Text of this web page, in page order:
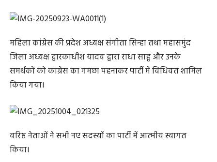
महिला कांग्रेस की प्रदेश अध्यक्ष संगीता सिन्हा तथा महासमुंद
जिला अध्यक्ष द्वारकाधीश यादव द्वारा राधा साहू और उनके
समर्थकों को कांग्रेस का गमछा पहनाकर पार्टी में विधिवत शामिल
किया गया।
वरिष्ठ नेताओं ने सभी नए सदस्यों का पार्टी में आत्मीय स्वागत
किया।